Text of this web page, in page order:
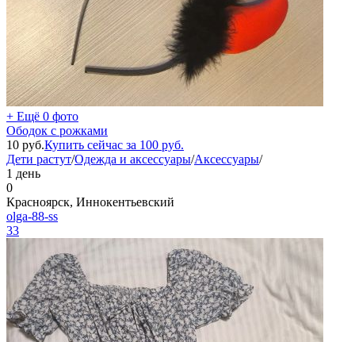
+ Ещё 0 фото
Ободок с рожками
10 руб.Купить сейчас за 100 руб.
Дети растут/Одежда и аксессуары/Аксессуары/
1 день
0
Красноярск, Иннокентьевский
olga-88-ss
33